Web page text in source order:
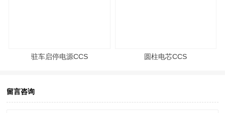
驻车启停电源CCS 圆柱电芯CCS
留言咨询